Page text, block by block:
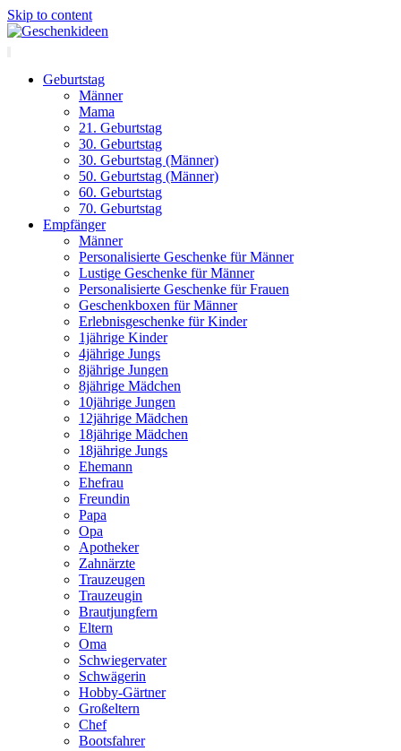
Skip to content
Geburtstag
Männer
Mama
21. Geburtstag
30. Geburtstag
30. Geburtstag (Männer)
50. Geburtstag (Männer)
60. Geburtstag
70. Geburtstag
Empfänger
Männer
Personalisierte Geschenke für Männer
Lustige Geschenke für Männer
Personalisierte Geschenke für Frauen
Geschenkboxen für Männer
Erlebnisgeschenke für Kinder
1jährige Kinder
4jährige Jungs
8jährige Jungen
8jährige Mädchen
10jährige Jungen
12jährige Mädchen
18jährige Mädchen
18jährige Jungs
Ehemann
Ehefrau
Freundin
Papa
Opa
Apotheker
Zahnärzte
Trauzeugen
Trauzeugin
Brautjungfern
Eltern
Oma
Schwiegervater
Schwägerin
Hobby-Gärtner
Großeltern
Chef
Bootsfahrer